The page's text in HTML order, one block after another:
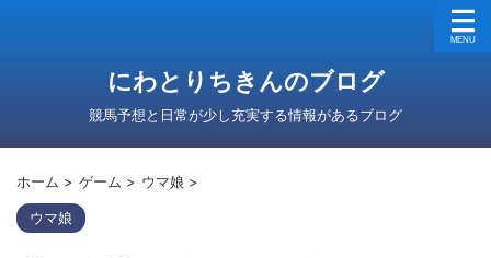
にわとりちきんのブログ
競馬予想と日常が少し充実する情報があるブログ
ホーム > ゲーム > ウマ娘 >
ウマ娘